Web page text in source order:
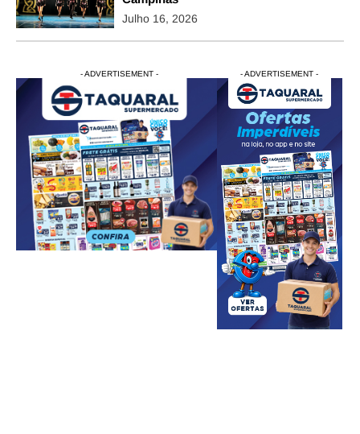
Julho 16, 2026
- ADVERTISEMENT - -
- ADVERTISEMENT - - ADVERTISEMENT -